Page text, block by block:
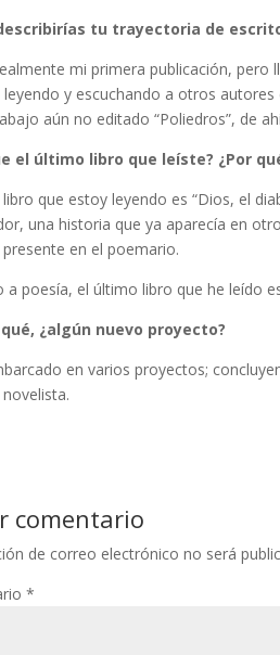
tu trayectoria de
mi primera publicación, pero
leyendo y escuchando a otros
aún no editado “Poliedros”, de
el último libro que leíste? ¿Por
que estoy leyendo es “Dios, el
una historia que ya aparecía en
en el poemario.
a poesía, el último libro que he leído
¿algún nuevo proyecto?
en varios proyectos;
comentario
de correo electrónico no será
*